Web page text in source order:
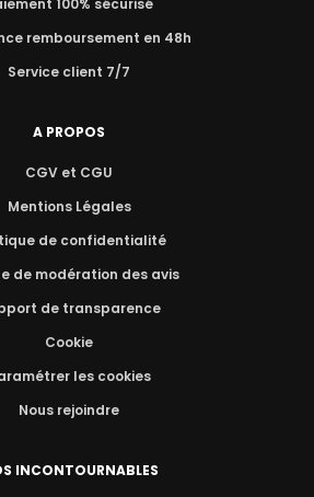
100% sécurisé
remboursement en 48h
Service client 7/7
A PROPOS
CGV et CGU
Mentions Légales
de confidentialité
de modération des avis
de transparence
Cookie
les cookies
Nous rejoindre
INCONTOURNABLES